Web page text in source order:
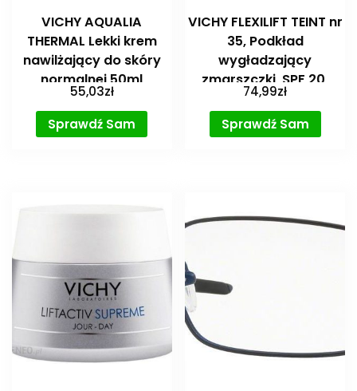
VICHY AQUALIA
THERMAL Lekki krem
nawilżający do skóry
normalnej 50ml
55,03zł
Sprawdź Sam
VICHY FLEXILIFT TEINT nr
35, Podkład
wygładzający
zmarszczki, SPF 20,
30ml
74,99zł
Sprawdź Sam